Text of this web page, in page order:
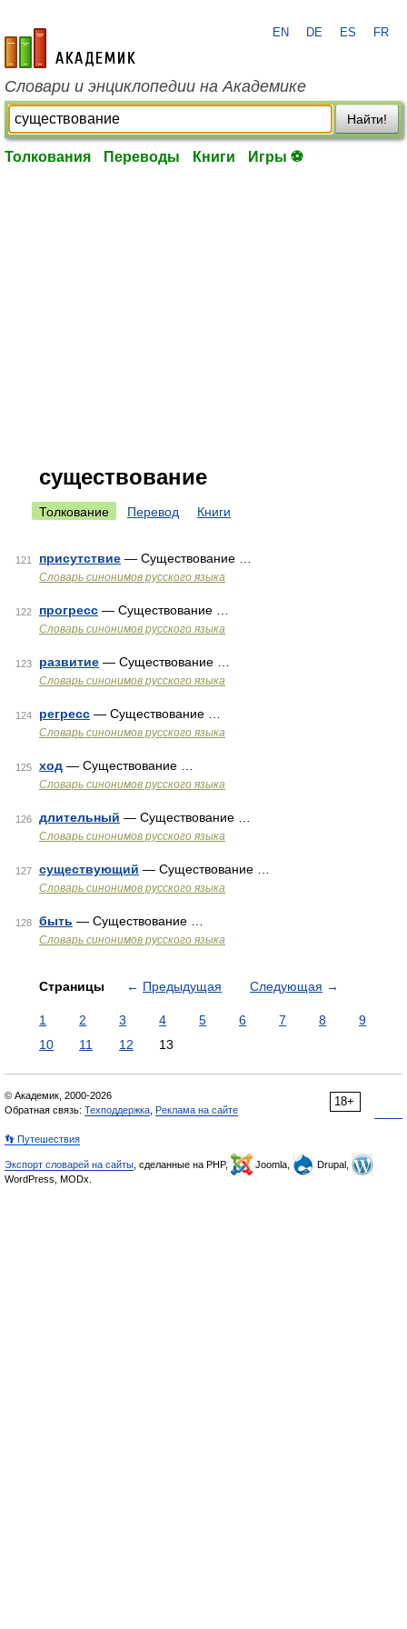
academic.ru
EN DE ES FR
Словари и энциклопедии на Академике
Найти!
Толкования Переводы Книги Игры ⚽
существование
Толкование Перевод Книги
121 присутствие — Существование …
Словарь синонимов русского языка
122 прогресс — Существование …
Словарь синонимов русского языка
123 развитие — Существование …
Словарь синонимов русского языка
124 регресс — Существование …
Словарь синонимов русского языка
125 ход — Существование …
Словарь синонимов русского языка
126 длительный — Существование …
Словарь синонимов русского языка
127 существующий — Существование …
Словарь синонимов русского языка
128 быть — Существование …
Словарь синонимов русского языка
Страницы ← Предыдущая Следующая →
1 2 3 4 5 6 7 8
9
10
11 12 13
18+
© Академик, 2000-2026
Обратная связь: Техподдержка Реклама на сайте
👣 Путешествия
Экспорт словарей на сайты , сделанные на PHP, Joomla,
Drupal,
WordPress, MODx.